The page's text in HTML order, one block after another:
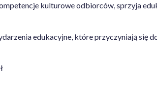
kulturowe odbiorców, sprzyja
edukacyjne, które przyczyniają się